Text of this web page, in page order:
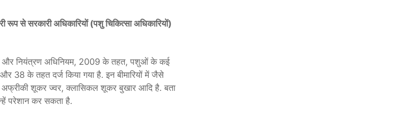
से सरकारी अधिकारियों (पशु चिकित्सा अधिकारियों)
और नियंत्रण अधिनियम, 2009 के तहत, पशुओं के कई
38 के तहत दर्ज किया गया है. इन बीमारियों में जैसे
अफ्रीकी शूकर ज्वर, क्लासिकल शूकर बुखार आदि है. बता
परेशान कर सकता है.